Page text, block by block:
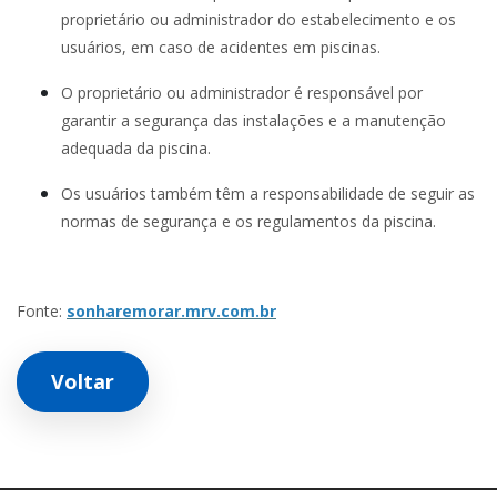
proprietário ou administrador do estabelecimento e os
usuários, em caso de acidentes em piscinas.
O proprietário ou administrador é responsável por
garantir a segurança das instalações e a manutenção
adequada da piscina.
Os usuários também têm a responsabilidade de seguir as
normas de segurança e os regulamentos da piscina.
Fonte: sonharemorar.mrv.com.br
Voltar